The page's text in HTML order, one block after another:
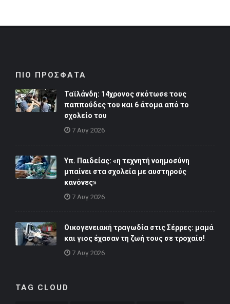
ΠΙΟ ΠΡΟΣΦΑΤΑ
Ταϊλάνδη: 14χρονος σκότωσε τους
παππούδες του και 6 άτομα από το
σχολείο του
7 Αυγ 2026
Υπ. Παιδείας: «η τεχνητή νοημοσύνη
μπαίνει στα σχολεία με αυστηρούς
κανόνες»
7 Αυγ 2026
Οικογενειακή τραγωδία στις Σέρρες: μαμά
και γιος έχασαν τη ζωή τους σε τροχαίο!
7 Αυγ 2026
TAG CLOUD